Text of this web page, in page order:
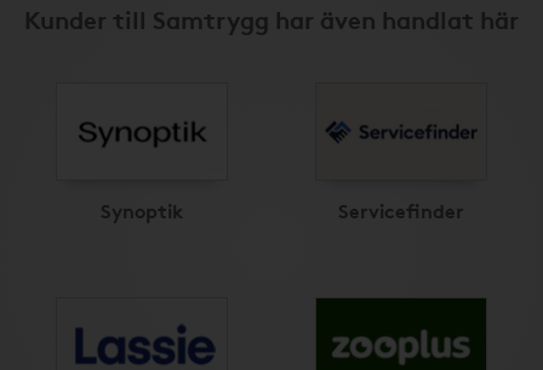
Kunder till Samtrygg har även handlat här
Synoptik Servicefinder